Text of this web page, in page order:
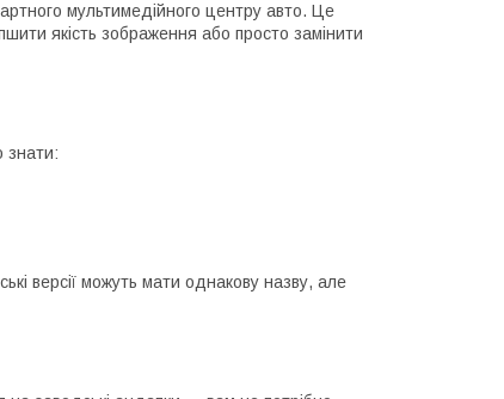
мультимедійного центру авто. Це
якість зображення або просто замінити
знати:
версії можуть мати однакову назву, але